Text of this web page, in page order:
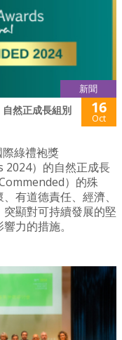
新聞
然正成長組別
16
Oct
綠禮袍獎
2024）的自然正成長
）的殊
有道德責任、經濟、
顯對可持續發展的堅
力的措施。